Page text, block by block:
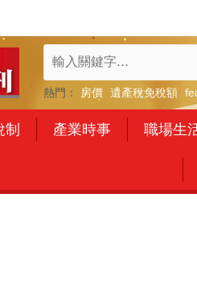
熱門： 房價 遺產稅免稅額
產業時事 職場生